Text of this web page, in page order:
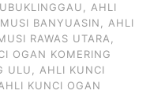
, AHLI
BANYUASIN, AHLI
RAWAS UTARA,
OGAN KOMERING
ULU, AHLI KUNCI
KUNCI OGAN